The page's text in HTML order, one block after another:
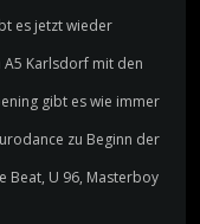
es jetzt wieder
A5 Karlsdorf mit den
gibt es wie immer
zu Beginn der
Beat, U 96, Masterboy